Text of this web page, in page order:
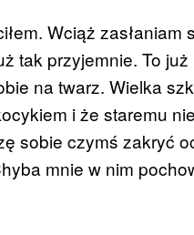
Wciąż
tak przyjemnie. To
na twarz. Wielka
i że staremu
sobie czymś zakryć
mnie w nim